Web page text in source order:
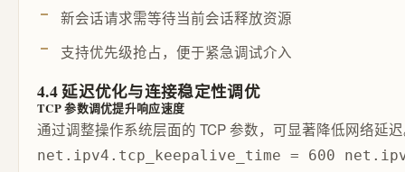
新会话请求需等待当前会话释放资源
支持优先级抢占，便于紧急调试介入
4.4 延迟优化与连接稳定性调优
TCP 参数调优提升响应速度
通过调整操作系统层面的 TCP 参数，可显著降低网络延
net.ipv4.tcp_keepalive_time = 600